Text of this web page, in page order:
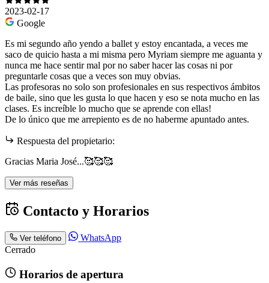
2023-02-17
Google
Es mi segundo año yendo a ballet y estoy encantada, a veces me
saco de quicio hasta a mi misma pero Myriam siempre me aguanta y
nunca me hace sentir mal por no saber hacer las cosas ni por
preguntarle cosas que a veces son muy obvias.
Las profesoras no solo son profesionales en sus respectivos ámbitos
de baile, sino que les gusta lo que hacen y eso se nota mucho en las
clases. Es increíble lo mucho que se aprende con ellas!
De lo único que me arrepiento es de no haberme apuntado antes.
Respuesta del propietario:
Gracias Maria José...🥰🥰🥰
Ver más reseñas
Contacto y Horarios
Ver teléfono
WhatsApp
Cerrado
Horarios de apertura